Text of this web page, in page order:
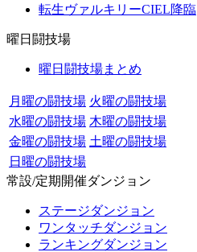
転生ヴァルキリーCIEL降臨
曜日闘技場
曜日闘技場まとめ
月曜の闘技場 火曜の闘技場
水曜の闘技場 木曜の闘技場
金曜の闘技場 土曜の闘技場
日曜の闘技場
常設/定期開催ダンジョン
ステージダンジョン
ワンタッチダンジョン
ランキングダンジョン